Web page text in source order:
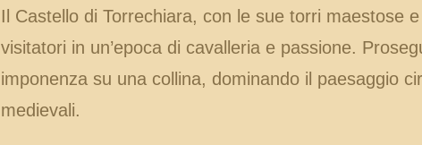
Il Castello di Torrechiara, con le sue torri maestose
visitatori in un’epoca di cavalleria e passione.
imponenza su una collina, dominando il paesaggio
medievali.